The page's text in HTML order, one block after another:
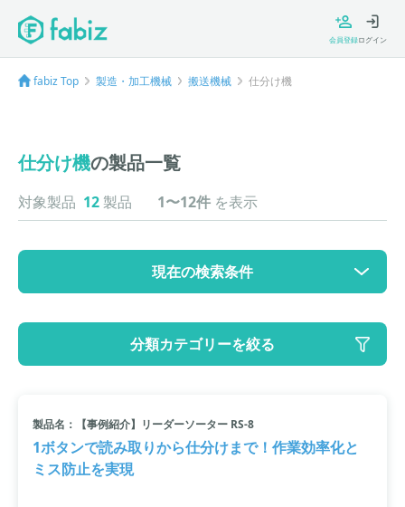
会員登録ログイン
fabiz Top 製造・加工機械 搬送機械 仕分け機
仕分け機の製品一覧
対象製品 12 製品 1〜12件 を表示
現在の検索条件
大カテゴリ: 製造・加工機械
小カテゴリ: 仕分け機
分類カテゴリーを絞る
製品名：【事例紹介】リーダーソーター RS-8
1ボタンで読み取りから仕分けまで！作業効率化と
ミス防止を実現